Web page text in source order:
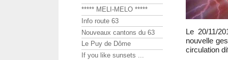
Le 20/11/
nouvelle
circulation
***** MELI-MELO *****
Info route 63
Nouveaux cantons du 63
Le Puy de Dôme
If you like sunsets ...